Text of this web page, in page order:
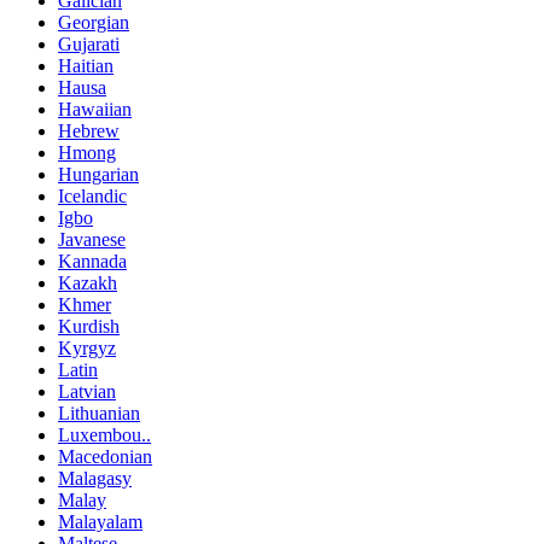
Georgian
Gujarati
Haitian
Hausa
Hawaiian
Hebrew
Hmong
Hungarian
Icelandic
Igbo
Javanese
Kannada
Kazakh
Khmer
Kurdish
Kyrgyz
Latin
Latvian
Lithuanian
Luxembou..
Macedonian
Malagasy
Malay
Malayalam